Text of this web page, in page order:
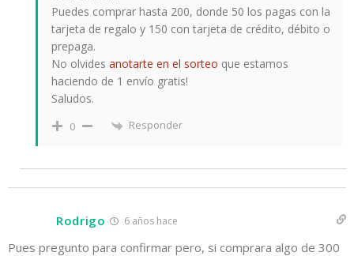
Puedes comprar hasta 200, donde 50 los pagas con la
tarjeta de regalo y 150 con tarjeta de crédito, débito o
prepaga.
No olvides anotarte en el sorteo que estamos
haciendo de 1 envío gratis!
Saludos.
0 Responder
Rodrigo 6 años hace
Pues pregunto para confirmar pero, si comprara algo de 300